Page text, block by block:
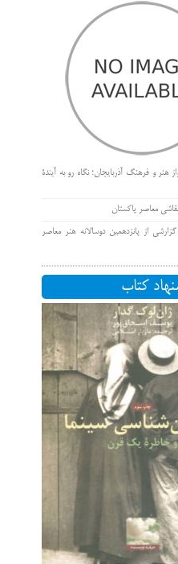
هنر و فرهنگ آذربایجان؛ نگاه رو به آیندۀ
معاصر پاکستان
از پانزدهمین دوسالانه هنر معاصر
کتاب